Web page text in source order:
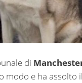
di
modo e ha assolto